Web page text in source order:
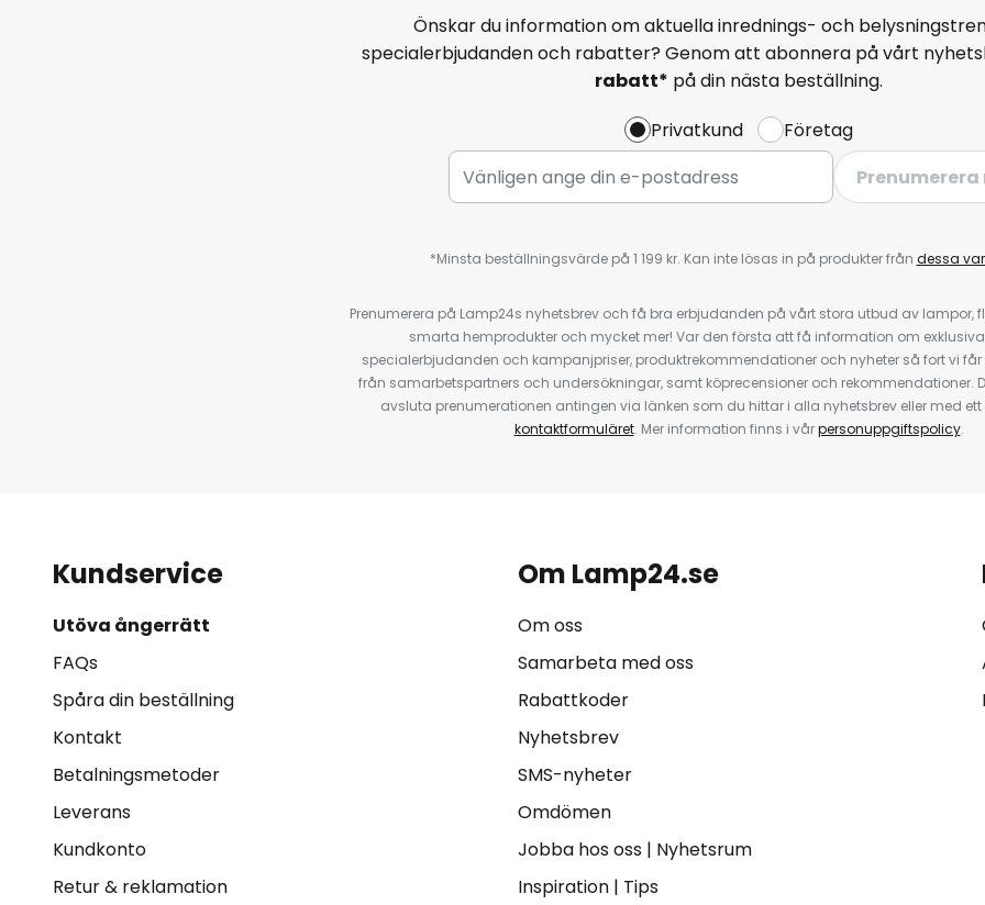
Önskar du information om aktuella inrednings- och
specialerbjudanden och rabatter? Genom att abonnera på vårt
rabatt* på din nästa beställning.
Privatkund
Företag
Prenumerera
*Minsta beställningsvärde på 1 199 kr. Kan inte lösas in på produkter från dessa
Prenumerera på Lamp24s nyhetsbrev och få bra erbjudanden på vårt stora utbud av lampor,
smarta hemprodukter och mycket mer! Var den första att få information om
specialerbjudanden och kampanjpriser, produktrekommendationer och nyheter så fort vi
från samarbetspartners och undersökningar, samt köprecensioner och rekommendationer.
avsluta prenumerationen antingen via länken som du hittar i alla nyhetsbrev eller med
kontaktformuläret. Mer information finns i vårpersonuppgiftspolicy.
Kundservice
Utöva ångerrätt
FAQs
Spåra din beställning
Kontakt
Betalningsmetoder
Leverans
Kundkonto
Retur & reklamation
Om Lamp24.se
Om oss
Samarbeta med oss
Rabattkoder
Nyhetsbrev
SMS-nyheter
Omdömen
Jobba hos oss| Nyhetsrum
Inspiration| Tips